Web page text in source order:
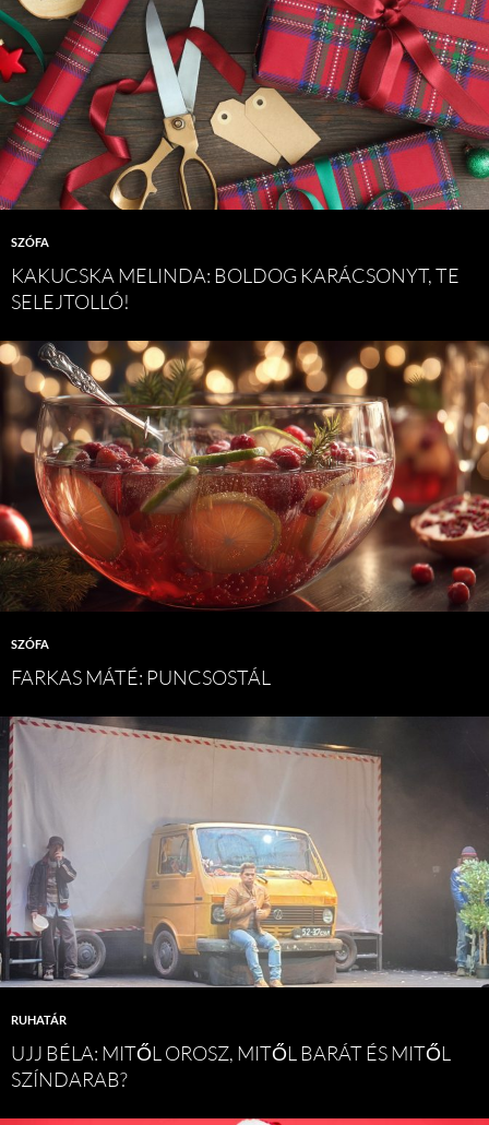
SZÓFA
KAKUCSKA MELINDA: BOLDOG KARÁCSONYT, TE
SELEJTOLLÓ!
SZÓFA
FARKAS MÁTÉ: PUNCSOSTÁL
RUHATÁR
UJJ BÉLA: MITŐL OROSZ, MITŐL BARÁT ÉS MITŐL
SZÍNDARAB?